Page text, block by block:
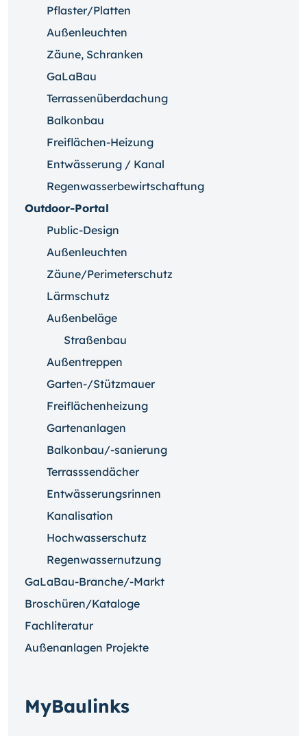
Pflaster/Platten
Außenleuchten
Zäune, Schranken
GaLaBau
Terrassenüberdachung
Balkonbau
Freiflächen-Heizung
Entwässerung / Kanal
Regenwasserbewirtschaftung
Outdoor-Portal
Public-Design
Außenleuchten
Zäune/Perimeterschutz
Lärmschutz
Außenbeläge
Straßenbau
Außentreppen
Garten-/Stützmauer
Freiflächenheizung
Gartenanlagen
Balkonbau/-sanierung
Terrasssendächer
Entwässerungsrinnen
Kanalisation
Hochwasserschutz
Regenwassernutzung
GaLaBau-Branche/-Markt
Broschüren/Kataloge
Fachliteratur
Außenanlagen Projekte
MyBaulinks